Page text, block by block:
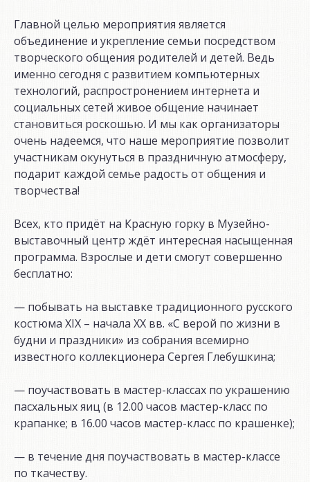
Главной целью мероприятия является
объединение и укрепление семьи посредством
творческого общения родителей и детей. Ведь
именно сегодня с развитием компьютерных
технологий, распростронением интернета и
социальных сетей живое общение начинает
становиться роскошью. И мы как организаторы
очень надеемся, что наше мероприятие позволит
участникам окунуться в праздничную атмосферу,
подарит каждой семье радость от общения и
творчества!
Всех, кто придёт на Красную горку в Музейно-
выставочный центр ждёт интересная насыщенная
программа. Взрослые и дети смогут совершенно
бесплатно:
— побывать на выставке традиционного русского
костюма ХIХ – начала ХХ вв. «С верой по жизни в
будни и праздники» из собрания всемирно
известного коллекционера Сергея Глебушкина;
— поучаствовать в мастер-классах по украшению
пасхальных яиц (в 12.00 часов мастер-класс по
крапанке; в 16.00 часов мастер-класс по крашенке);
— в течение дня поучаствовать в мастер-классе
по ткачеству.